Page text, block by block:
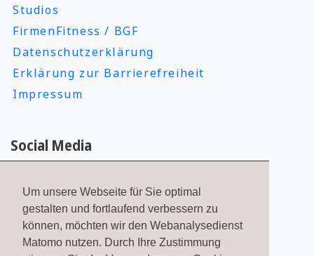
Um unsere Webseite für Sie optimal
gestalten und fortlaufend verbessern zu
können, möchten wir den Webanalysedienst
Matomo nutzen. Durch Ihre Zustimmung
Studios
FirmenFitness / BGF
Datenschutzerklärung
Erklärung zur Barrierefreiheit
Impressum
Social Media